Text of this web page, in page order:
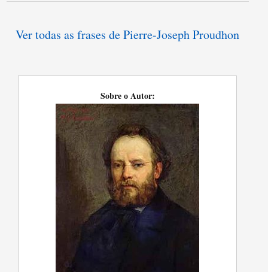
Ver todas as frases de Pierre-Joseph Proudhon
Sobre o Autor: